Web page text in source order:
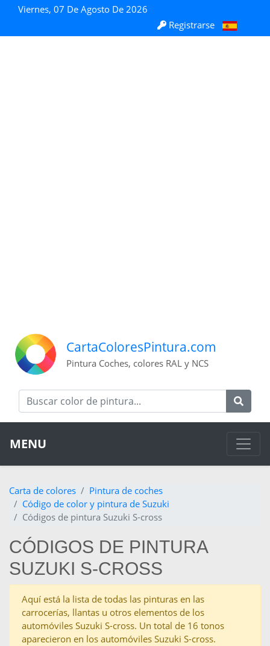
Viernes, 07 De Agosto De 2026
Registrarse
CartaColoresPintura.com
Pintura Coches, colores RAL y NCS
MENU
Carta de colores
Pintura de coches
Código de color y pintura de Suzuki
Códigos de pintura Suzuki S-cross
CÓDIGOS DE PINTURA
SUZUKI S-CROSS
Aquí está la lista de todas las pinturas en las
carrocerías, llantas u otros elementos de los
automóviles Suzuki S-cross. Un total de 16 tonos
aparecieron en los automóviles Suzuki S-cross.